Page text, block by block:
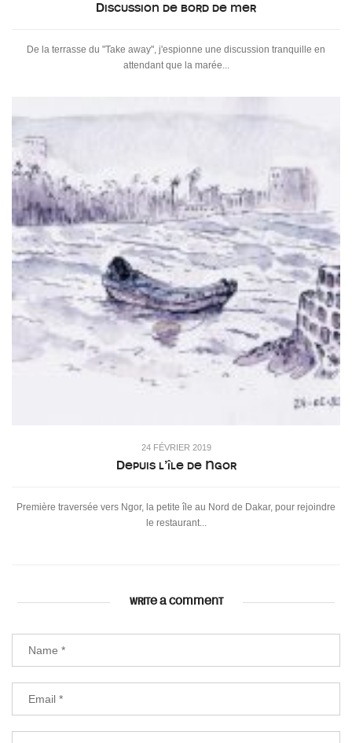
Discussion de bord de mer
De la terrasse du "Take away", j'espionne une discussion tranquille en
attendant que la marée...
24 FÉVRIER 2019
Depuis l’île de Ngor
Première traversée vers Ngor, la petite île au Nord de Dakar, pour rejoindre
le restaurant...
WRITE A COMMENT